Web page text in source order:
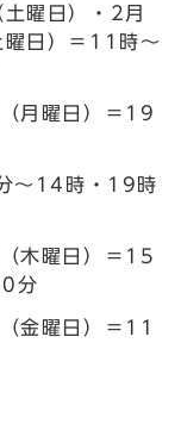
曜日）・2月
日）＝11時～
月曜日）＝19
～14時・19時
木曜日）＝15
分
金曜日）＝11